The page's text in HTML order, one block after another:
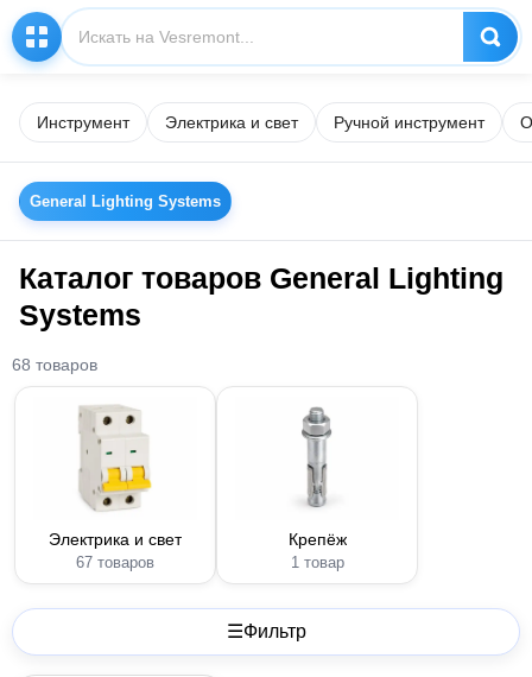
Инструмент Электрика и свет Ручной инструмент
General Lighting Systems
Каталог товаров General Lighting
Systems
68 товаров
Электрика и свет
67 товаров
Крепёж
1 товар
☰Фильтр